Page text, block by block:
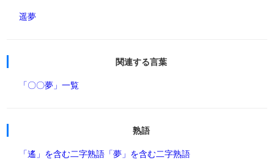
遥夢
関連する言葉
「〇〇夢」一覧
熟語
「遙」を含む二字熟語 「夢」を含む二字熟語